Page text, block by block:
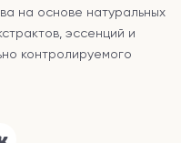
на основе натуральных
эссенций и
контролируемого